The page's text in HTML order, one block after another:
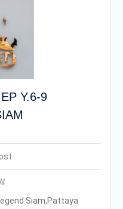
ปี
Y.6-9
Siam,Pattaya